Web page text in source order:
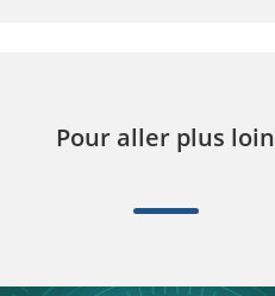
Pour aller plus loin